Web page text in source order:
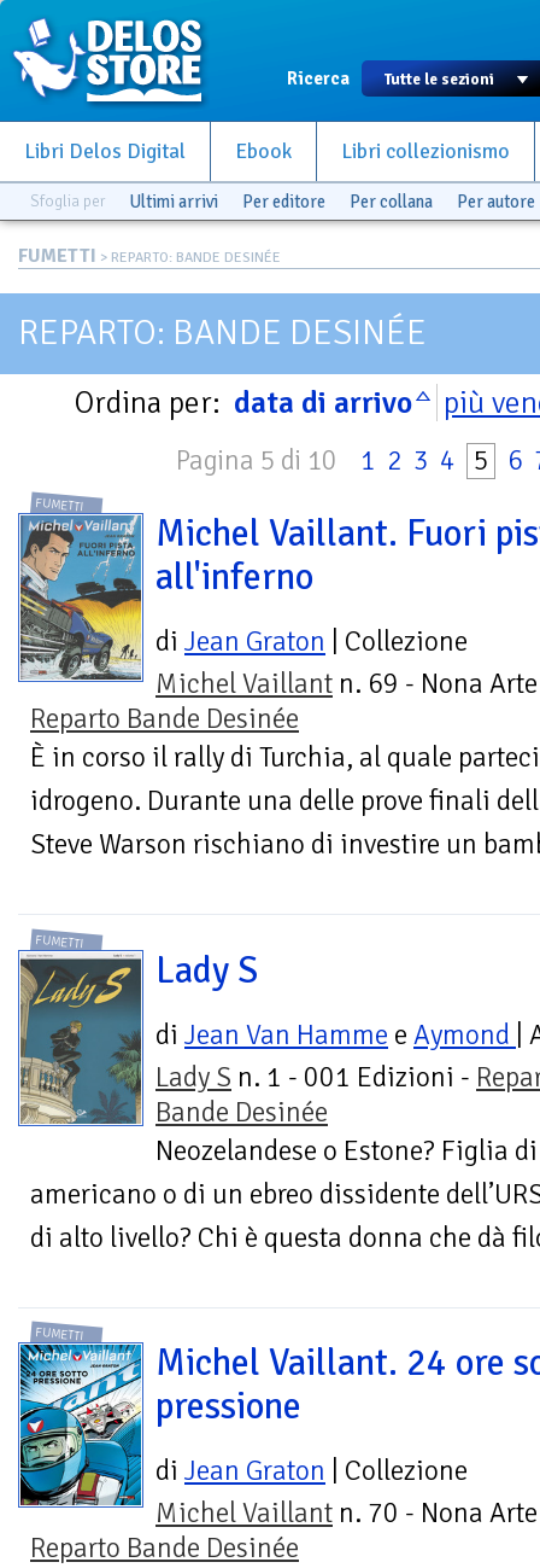
Ricerca
Libri Delos Digital Ebook Libri collezionismo
Sfoglia per Ultimi arrivi Per editore Per collana Per autore
FUMETTI > REPARTO: BANDE DESINÉE
REPARTO: BANDE DESINÉE
Ordina per: data di arrivo più
Pagina 5 di 10 1 2 3 4 5 6
FUMETTI
Michel Vaillant. Fuori
all'inferno
di Jean Graton | Collezione
Michel Vaillant n. 69 - Nona
Reparto Bande Desinée
È in corso il rally di Turchia, al quale
idrogeno. Durante una delle prove finali
Steve Warson rischiano di investire un
FUMETTI
Lady S
di Jean Van Hamme e Aymond |
Lady S n. 1 - 001 Edizioni -
Bande Desinée
Neozelandese o Estone? Figlia
americano o di un ebreo dissidente
di alto livello? Chi è questa donna che dà
FUMETTI
Michel Vaillant. 24 ore
pressione
di Jean Graton | Collezione
Michel Vaillant n. 70 - Nona
Reparto Bande Desinée